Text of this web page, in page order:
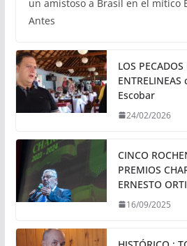
un amistoso a Brasil en el mítico
Antes
LOS
Escobar
24/02/2026
CINCO
PREMIOS
ERNESTO
16/09/2025